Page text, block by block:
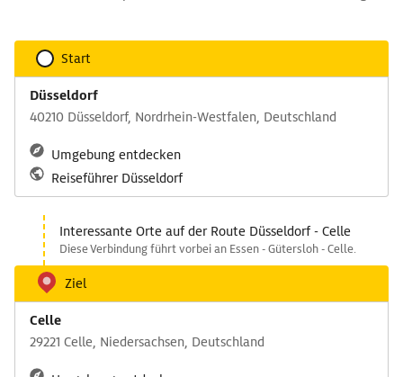
Start
Düsseldorf
40210 Düsseldorf, Nordrhein-Westfalen, Deutschland
Umgebung entdecken
Reiseführer Düsseldorf
Interessante Orte auf der Route Düsseldorf - Celle
Diese Verbindung führt vorbei an Essen - Gütersloh - Celle.
Ziel
Celle
29221 Celle, Niedersachsen, Deutschland